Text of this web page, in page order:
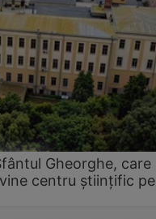
Gheorghe, care
centru științific